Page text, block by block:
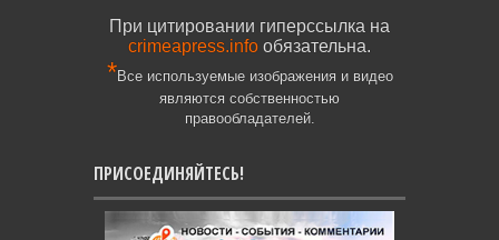
При цитировании гиперссылка на
crimeapress.info обязательна.
*Все используемые изображения и видео
являются собственностью
правообладателей.
ПРИСОЕДИНЯЙТЕСЬ!